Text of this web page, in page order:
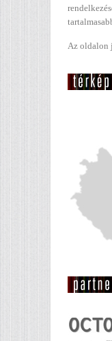
Az oldalon